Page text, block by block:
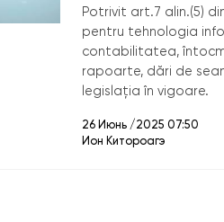
Potrivit art.7 alin.(5)
pentru tehnologia
contabilitatea,
rapoarte, dări de
legislaţia în vigoare.
26 Июнь /2025 07:50
Ион Китороагэ